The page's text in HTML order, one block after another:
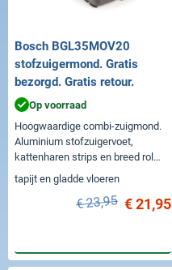
Bosch BGL35MOV20
stofzuigermond. Gratis
bezorgd. Gratis retour.
Op voorraad
Hoogwaardige combi-zuigmond.
Aluminium stofzuigervoet,
kattenharen strips en breed rol
element.
tapijt en gladde vloeren
€ 21,95
€ 23,95